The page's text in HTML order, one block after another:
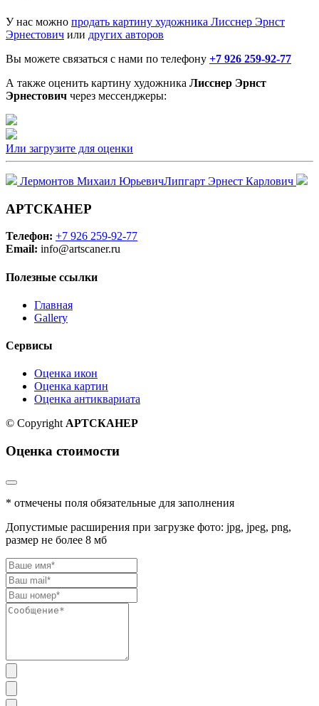
У нас можно продать картину художника Лисснер Эрнст
Эрнестович или других авторов
Вы можете связаться с нами по телефону +7 926 259-92-77
А также оценить картину художника Лисснер Эрнст
Эрнестович через мессенджеры:
Или загрузите для оценки
Лермонтов Михаил ЮрьевичЛипгарт Эрнест Карлович
АРТСКАНЕР
Телефон: +7 926 259-92-77
Email: info@artscaner.ru
Полезные ссылки
Главная
Gallery
Сервисы
Оценка икон
Оценка картин
Оценка антиквариата
© CopyrightАРТСКАНЕР
Оценка стоимости
* отмечены поля обязательные для заполнения
Допустимые расширения при загрузке фото: jpg, jpeg, png,
размер не более 8 мб